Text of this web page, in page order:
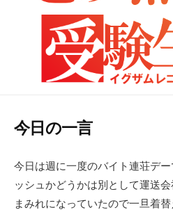
今日の一言
今日は週に一度のバイト連荘デ
ッシュかどうかは別として運送
まみれになっていたので一旦着